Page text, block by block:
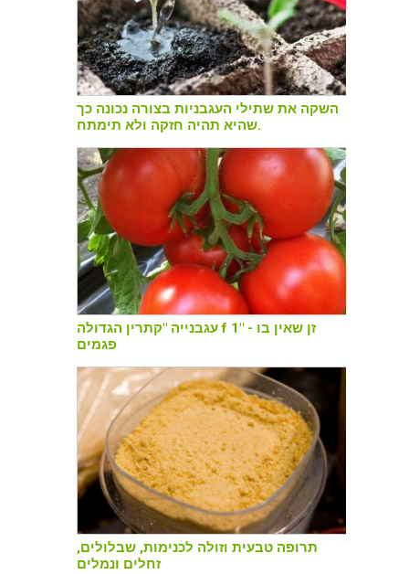
השקה את שתילי העגבניות בצורה נכונה כך
שהיא תהיה חזקה ולא תימתח.
עגבנייה "קתרין הגדולה f 1" - זן שאין בו
פגמים
תרופה טבעית וזולה לכנימות, שבלולים,
זחלים ונמלים